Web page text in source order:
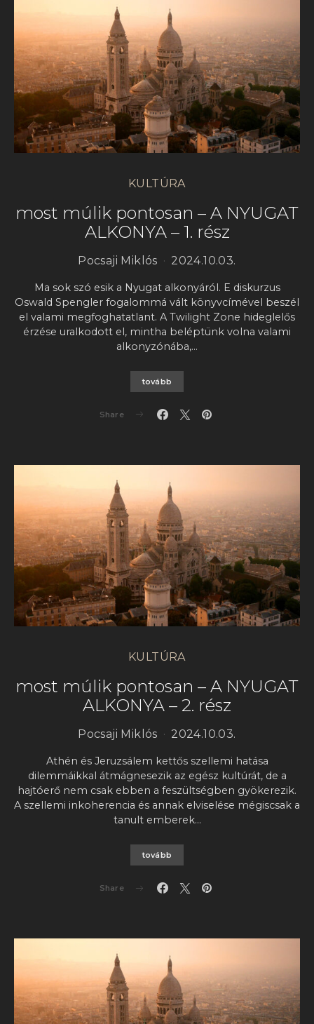
KULTÚRA
most múlik pontosan – A NYUGAT
ALKONYA – 1. rész
Pocsaji Miklós 2024.10.03.
Ma sok szó esik a Nyugat alkonyáról. E diskurzus
Oswald Spengler fogalommá vált könyvcímével beszél
el valami megfoghatatlant. A Twilight Zone hideglelős
érzése uralkodott el, mintha beléptünk volna valami
alkonyzónába,…
tovább
Share
KULTÚRA
most múlik pontosan – A NYUGAT
ALKONYA – 2. rész
Pocsaji Miklós 2024.10.03.
Athén és Jeruzsálem kettős szellemi hatása
dilemmáikkal átmágnesezik az egész kultúrát, de a
hajtóerő nem csak ebben a feszültségben gyökerezik.
A szellemi inkoherencia és annak elviselése mégiscsak a
tanult emberek…
tovább
Share